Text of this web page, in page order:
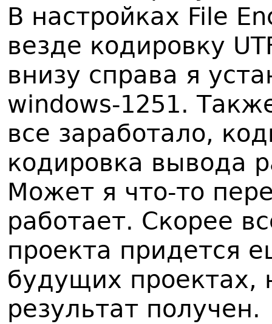
В настройках File
везде кодировку
внизу справа я
windows-1251.
все заработало,
кодировка вывода
Может я что-то
работает. Скорее
проекта придется
будущих проектах,
результат получен.